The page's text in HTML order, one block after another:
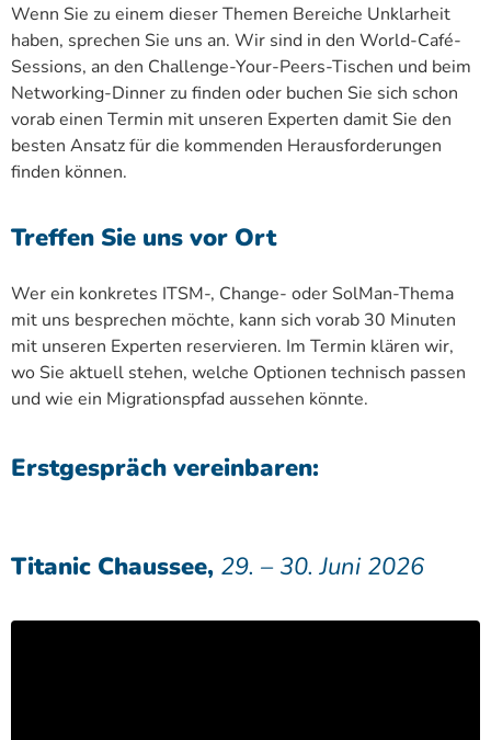
Wenn Sie zu einem dieser Themen Bereiche Unklarheit
haben, sprechen Sie uns an. Wir sind in den World-Café-
Sessions, an den Challenge-Your-Peers-Tischen und beim
Networking-Dinner zu finden oder buchen Sie sich schon
vorab einen Termin mit unseren Experten damit Sie den
besten Ansatz für die kommenden Herausforderungen
finden können.
Treffen Sie uns vor Ort
Wer ein konkretes ITSM-, Change- oder SolMan-Thema
mit uns besprechen möchte, kann sich vorab 30 Minuten
mit unseren Experten reservieren. Im Termin klären wir,
wo Sie aktuell stehen, welche Optionen technisch passen
und wie ein Migrationspfad aussehen könnte.
Erstgespräch vereinbaren:
Titanic Chaussee, 29. – 30. Juni 2026